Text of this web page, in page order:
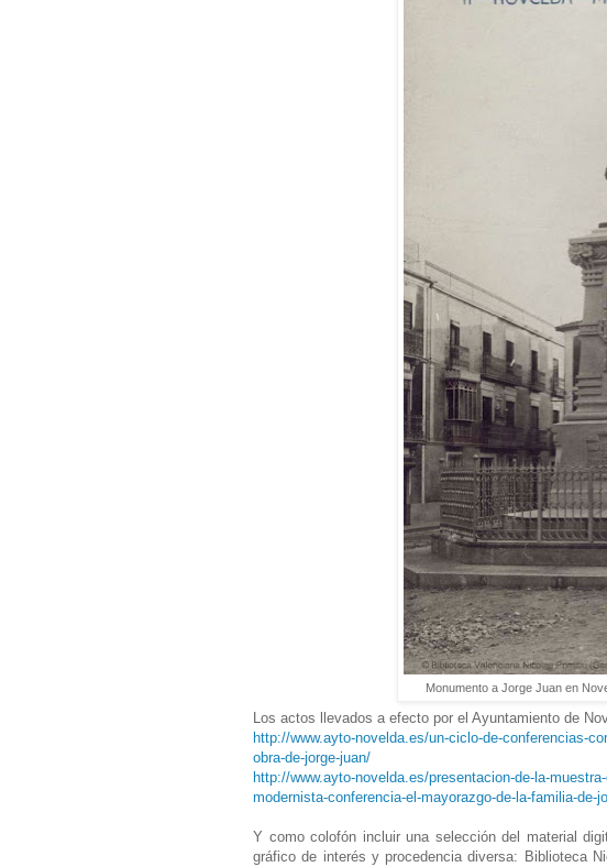
Monumento a Jorge Juan en
Los actos llevados a efecto por el Ayuntamiento de
http://www.ayto-novelda.es/un-ciclo-de-conferencias-
obra-de-jorge-juan/
http://www.ayto-novelda.es/presentacion-de-la-
modernista-conferencia-el-mayorazgo-de-la-familia-de-
Y como colofón incluir una selección del material
gráfico de interés y procedencia diversa: Biblioteca